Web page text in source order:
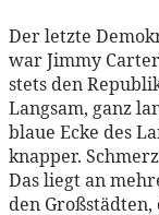
Der letzte
war Jimmy
stets den
Langsam, ganz
blaue Ecke des
knapper.
Das liegt an
den